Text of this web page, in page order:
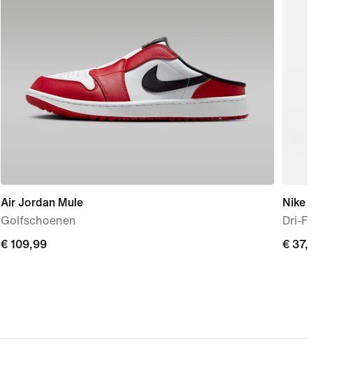
Air Jordan Mule
Golfschoenen
€ 109,99
€ 109,99
Nike Pro
Dri-FIT
€ 37,99
€ 37,99